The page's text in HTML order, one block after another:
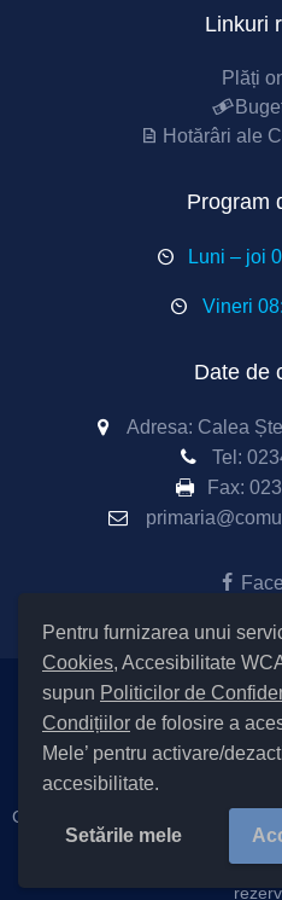
Pentru furnizarea unui
Cookies, Accesibilitate
supun Politicilor de
Condițiilor de folosire a
Mele’ pentru activare/
accesibilitate.
Setările mele
Linkuri
Plăți
Hotărâri ale
Program
Luni – joi
Vineri
Date de
Adresa: Calea
Tel:
Fax:
Setări Cookies
cookies |Termeni și condiții de
Cod Județ 4 / Județul Bacău /
SIRUTA al Unitații Administrativ-
2026 Primăria